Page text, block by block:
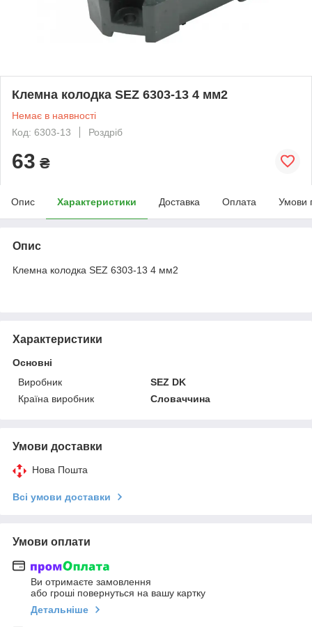
Клемна колодка SEZ 6303-13 4 мм2
Немає в наявності
Код: 6303-13
Роздріб
63 ₴
Опис Характеристики Доставка Оплата Умови
Опис
Клемна колодка SEZ 6303-13 4 мм2
Характеристики
Основні
Виробник
SEZ DK
Країна виробник
Словаччина
Умови доставки
Нова Пошта
Всі умови доставки
Умови оплати
Ви отримаєте замовлення
або гроші повернуться на вашу картку
Детальніше